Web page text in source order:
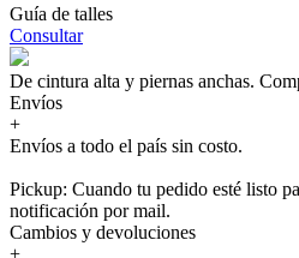
Guía de talles
Consultar
De cintura alta y piernas anchas.
Envíos
+
Envíos a todo el país sin costo.
Pickup: Cuando tu pedido esté listo
notificación por mail.
Cambios y devoluciones
+